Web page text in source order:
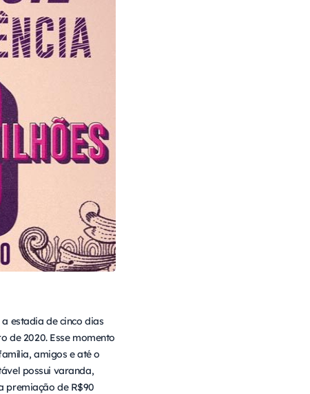
estadia de cinco dias
de 2020. Esse momento
amigos e até o
possui varanda,
premiação de R$90